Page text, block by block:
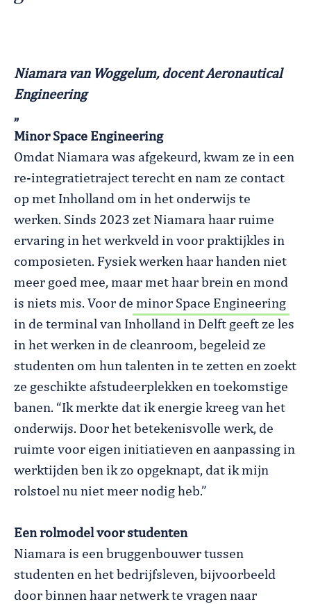
Niamara van Woggelum, docent Aeronautical
Engineering
„
Minor Space Engineering
Omdat Niamara was afgekeurd, kwam ze in een
re-integratietraject terecht en nam ze contact
op met Inholland om in het onderwijs te
werken. Sinds 2023 zet Niamara haar ruime
ervaring in het werkveld in voor praktijkles in
composieten. Fysiek werken haar handen niet
meer goed mee, maar met haar brein en mond
is niets mis. Voor de minor Space Engineering
in de terminal van Inholland in Delft geeft ze les
in het werken in de cleanroom, begeleid ze
studenten om hun talenten in te zetten en zoekt
ze geschikte afstudeerplekken en toekomstige
banen. “Ik merkte dat ik energie kreeg van het
onderwijs. Door het betekenisvolle werk, de
ruimte voor eigen initiatieven en aanpassing in
werktijden ben ik zo opgeknapt, dat ik mijn
rolstoel nu niet meer nodig heb.”
Een rolmodel voor studenten
Niamara is een bruggenbouwer tussen
studenten en het bedrijfsleven, bijvoorbeeld
door binnen haar netwerk te vragen naar